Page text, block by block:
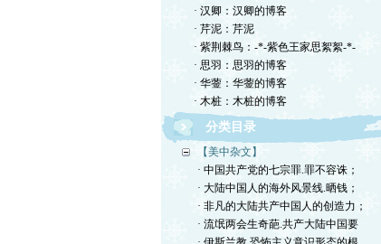
· 汉卿：汉卿的博客
· 芹泥：芹泥
· 紫荆棘鸟：-*-紫色王家思絮絮-*-
· 思羽：思羽的博客
· 华蓥：华蓥的博客
· 木桩：木桩的博客
分类目录
【美中杂文】
· 中国共产党的七宗罪.罪不容诛；
· 大陆中国人的海外风景线.晒钱；
· 非凡的大陆共产中国人的创造力；
· 流氓两会生奇葩.共产大陆中国要